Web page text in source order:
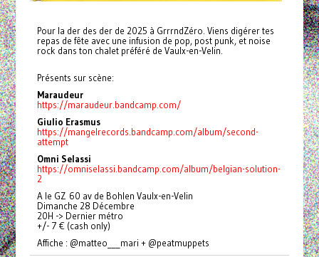
Pour la der des der de 2025 à GrrrndZéro. Viens digérer tes
repas de fête avec une infusion de pop, post punk, et noise
rock dans ton chalet préféré de Vaulx-en-Velin.
Présents sur scène:
Maraudeur
https://maraudeur.bandcamp.com/
Giulio Erasmus
https://mangelrecords.bandcamp.com/album/second-
attempt
Omni Selassi
https://omniselassi.bandcamp.com/album/belgian-solution-
2
A le GZ 60 av de Bohlen Vaulx-en-Velin
Dimanche 28 Décembre
20H -> Dernier métro
+/- 7 € (cash only)
Affiche : @matteo___mari + @peatmuppets